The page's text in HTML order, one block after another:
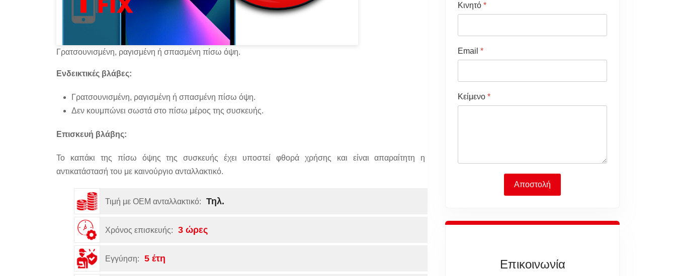
Γρατσουνισμένη, ραγισμένη ή σπασμένη πίσω όψη.
Ενδεικτικές βλάβες:
Γρατσουνισμένη, ραγισμένη ή σπασμένη πίσω όψη.
Δεν κουμπώνει σωστά στο πίσω μέρος της συσκευής.
Επισκευή βλάβης:
Το καπάκι της πίσω όψης της συσκευής έχει υποστεί φθορά χρήσης και είναι απαραίτητη η
αντικατάστασή του με καινούργιο ανταλλακτικό.
Τιμή με OEM ανταλλακτικό: Τηλ.
Χρόνος επισκευής: 3 ώρες
Εγγύηση: 5 έτη
Κινητό*
Email*
Κείμενο*
Αποστολή
Επικοινωνία